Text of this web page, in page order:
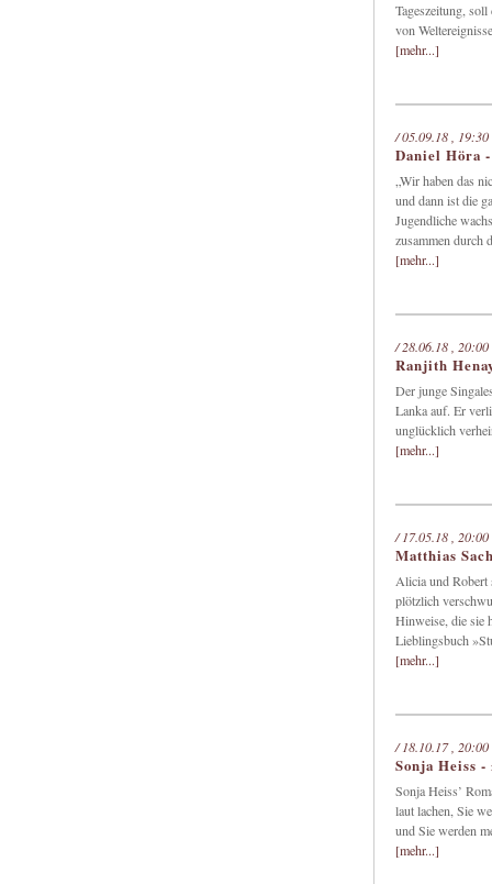
Tageszeitung,
von
[mehr...]
/ 05.09.18 ,
Daniel Höra
„Wir haben das
und dann ist die
Jugendliche
zusammen durch
[mehr...]
/ 28.06.18 ,
Ranjith
Der junge
Lanka auf. Er
unglücklich
[mehr...]
/ 17.05.18 ,
Matthias
Alicia und Robert
plötzlich
Hinweise, die sie
Lieblingsbuch
[mehr...]
/ 18.10.17 ,
Sonja Heiss
Sonja Heiss’
laut lachen, Sie
und Sie werden
[mehr...]